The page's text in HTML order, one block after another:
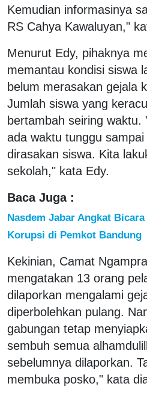
Kemudian informasinya
RS Cahya Kawaluyan,"
Menurut Edy, pihaknya
memantau kondisi siswa
belum merasakan gejala
Jumlah siswa yang
bertambah seiring waktu.
ada waktu tunggu sampai
dirasakan siswa. Kita
sekolah," kata Edy.
Baca Juga :
Nasdem Jabar Angkat
Korupsi di Pemkot Bandung
Kekinian, Camat
mengatakan 13 orang
dilaporkan mengalami
diperbolehkan pulang.
gabungan tetap
sembuh semua
sebelumnya dilaporkan.
membuka posko," kata